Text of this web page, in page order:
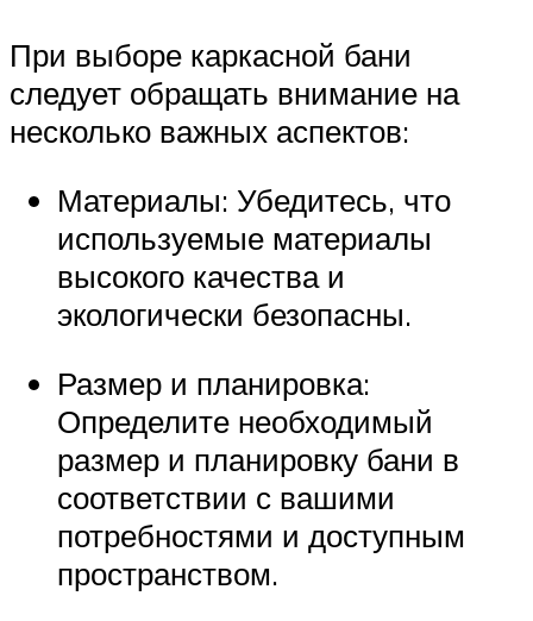
При выборе каркасной бани
следует обращать внимание на
несколько важных аспектов:
Материалы: Убедитесь, что
используемые материалы
высокого качества и
экологически безопасны.
Размер и планировка:
Определите необходимый
размер и планировку бани в
соответствии с вашими
потребностями и доступным
пространством.